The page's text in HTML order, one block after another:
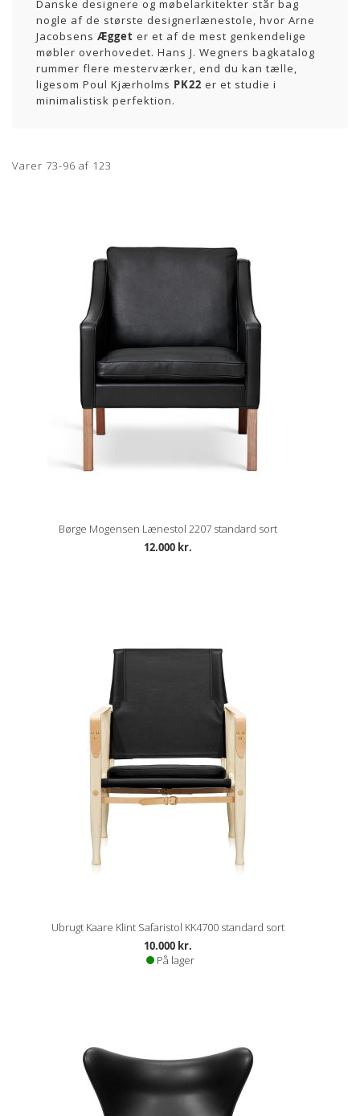
Danske designere og møbelarkitekter står bag
nogle af de største designerlænestole, hvor Arne
Jacobsens Ægget er et af de mest genkendelige
møbler overhovedet. Hans J. Wegners bagkatalog
rummer flere mesterværker, end du kan tælle,
ligesom Poul Kjærholms PK22 er et studie i
minimalistisk perfektion.
Varer 73-96 af 123
Børge Mogensen Lænestol 2207 standard sort
12.000 kr.
Ubrugt Kaare Klint Safaristol KK4700 standard sort
10.000 kr.
På lager